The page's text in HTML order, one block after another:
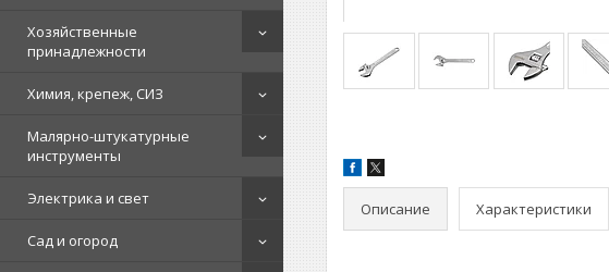
Хозяйственные
принадлежности
Химия, крепеж, СИЗ
Малярно-штукатурные
инструменты
Электрика и свет
Сад и огород
Описание Характеристики